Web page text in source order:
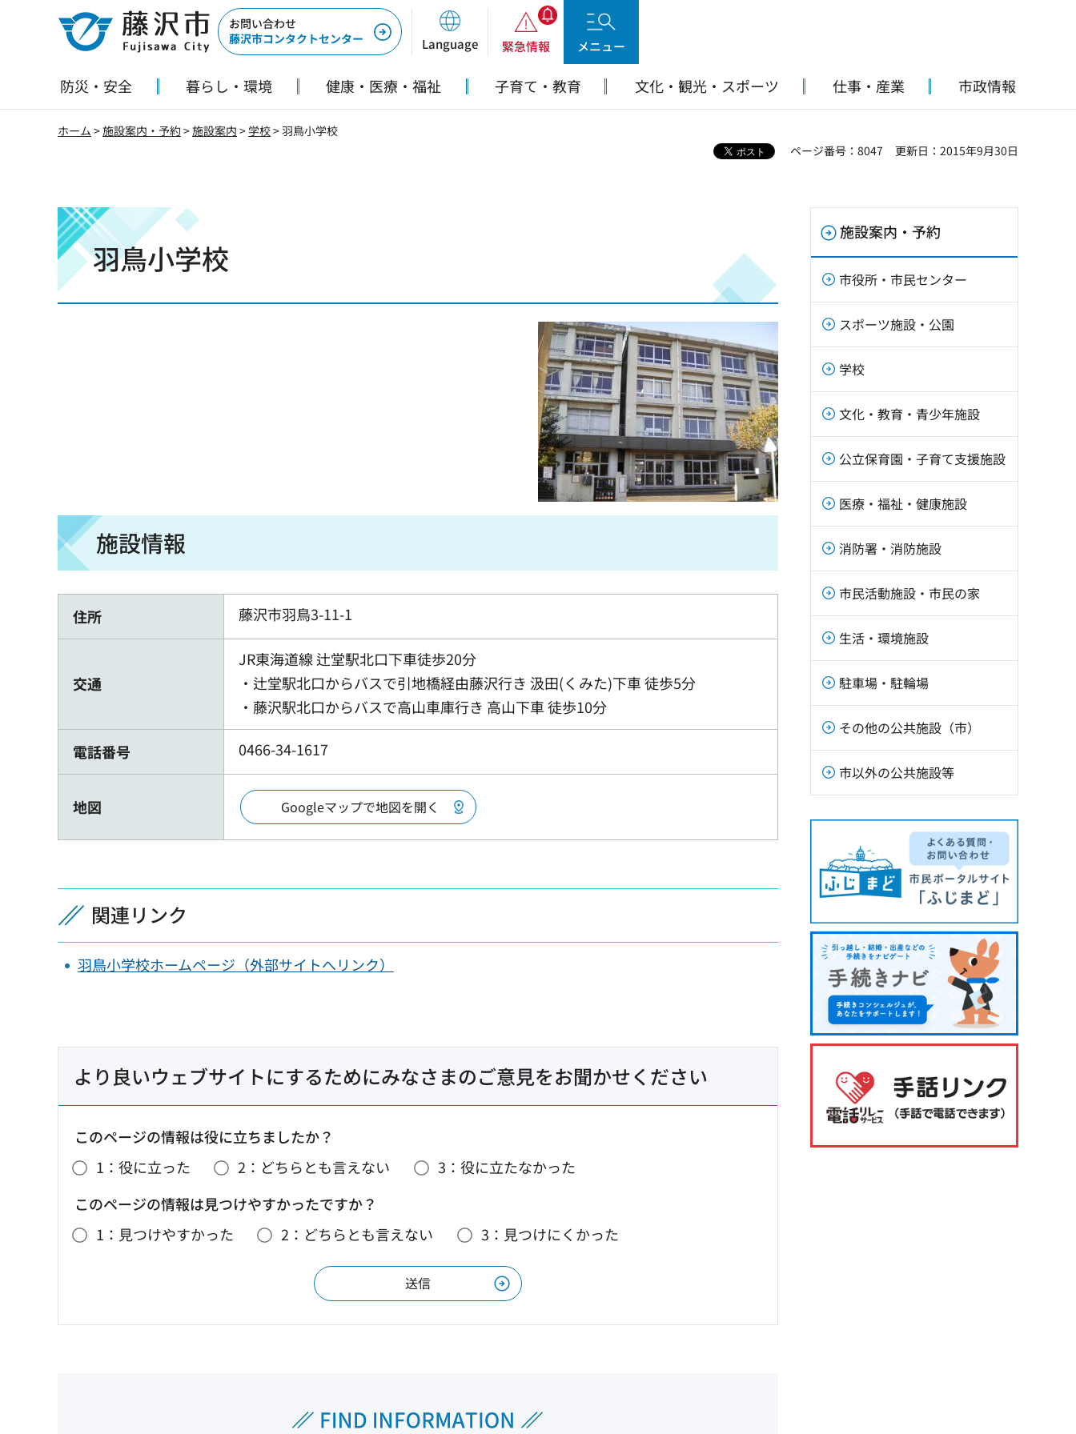
藤沢市
お問い合わせ
藤沢市コンタクトセンター
Language 緊急情報 メニュー
防災・安全 暮らし・環境 健康・医療・福祉 子育て・教育 文化・観光・スポーツ 仕事・産業 市政情報
ホーム >施設案内・予約>施設案内 >学校> 羽鳥小学校
ページ番号：8047
更新日：2015年9月30日
羽鳥小学校
施設情報
住所 藤沢市羽鳥3-11-1
交通
JR東海道線 辻堂駅北口下車徒歩20分
・辻堂駅北口からバスで引地橋経由藤沢行き 汲田(くみた)下車 徒歩5分
・藤沢駅北口からバスで高山車庫行き 高山下車 徒歩10分
電話番号 0466-34-1617
地図 Googleマップで地図を開く
関連リンク
羽鳥小学校ホームページ（外部サイトへリンク）
より良いウェブサイトにするためにみなさまのご意見をお聞かせください
このページの情報は役に立ちましたか？
1：役に立った
2：どちらとも言えない
3：役に立たなかった
このページの情報は見つけやすかったですか？
1：見つけやすかった
2：どちらとも言えない 3：見つけにくかった
施設案内・予約
市役所・市民センター
スポーツ施設・公園
学校
文化・教育・青少年施設
公立保育園・子育て支援施設
医療・福祉・健康施設
消防署・消防施設
市民活動施設・市民の家
生活・環境施設
駐車場・駐輪場
その他の公共施設（市）
市以外の公共施設等